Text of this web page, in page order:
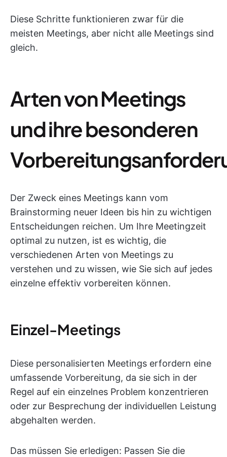
Diese Schritte funktionieren zwar für die
meisten Meetings, aber nicht alle Meetings sind
gleich.
Arten von Meetings
und ihre besonderen
Der Zweck eines Meetings kann vom
Brainstorming neuer Ideen bis hin zu wichtigen
Entscheidungen reichen. Um Ihre Meetingzeit
optimal zu nutzen, ist es wichtig, die
verschiedenen Arten von Meetings zu
verstehen und zu wissen, wie Sie sich auf jedes
einzelne effektiv vorbereiten können.
Einzel-Meetings
Diese personalisierten Meetings erfordern eine
umfassende Vorbereitung, da sie sich in der
Regel auf ein einzelnes Problem konzentrieren
oder zur Besprechung der individuellen Leistung
abgehalten werden.
Das müssen Sie erledigen: Passen Sie die